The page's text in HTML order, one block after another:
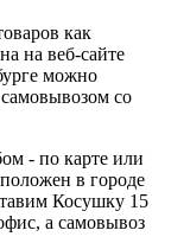
как
на веб-сайте
можно
со
- по карте или
в городе
Косушку 15
а самовывоз